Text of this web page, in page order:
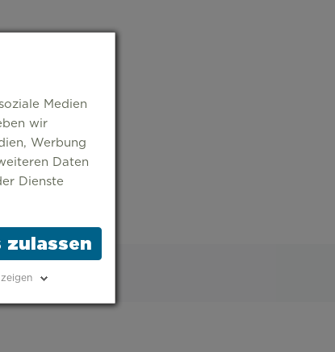
Medien
wir
Werbung
Daten
Dienste
zulassen